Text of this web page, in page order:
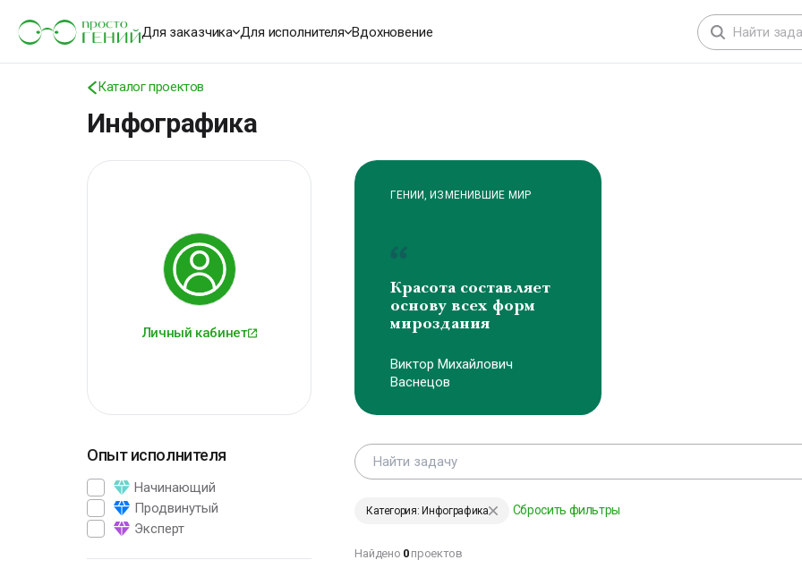
Для заказчика Для исполнителя Вдохновение
Каталог проектов
Инфографика
Личный кабинет
Опыт исполнителя
Начинающий
Продвинутый
Эксперт
маркетплейсы, презентации и соцсети
ГЕНИИ, ИЗМЕНИВШИЕ МИР
Красота составляет
основу всех форм
мироздания
Виктоp Михайлович
Васнецов
ГЕНИИ, ИЗМЕНИВШИЕ МИР
изменить
Категория: Инфографика Сбросить фильтры
Найдено 0 проектов